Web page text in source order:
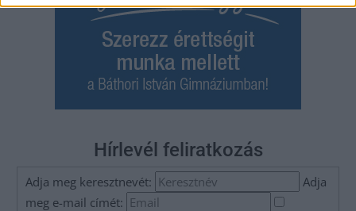
Hírlevél feliratkozás
Adja meg keresztnevét:
Adja
meg e-mail címét: